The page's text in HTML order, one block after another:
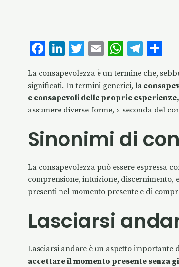
F
e
b
o
k
Li
k
e
dI
T
it
te
r
E
ai
l
W
at
s
A
p
p
T
eg
ra
m
n
di
vi
La consapevolezza è un termine che,
significati. In termini generici, la
e consapevoli delle proprie
assumere diverse forme, a seconda del
Sinonimi di
La consapevolezza può essere espressa
comprensione, intuizione, discernimento,
presenti nel momento presente e di
Lasciarsi
Lasciarsi andare è un aspetto importante
accettare il momento presente senza